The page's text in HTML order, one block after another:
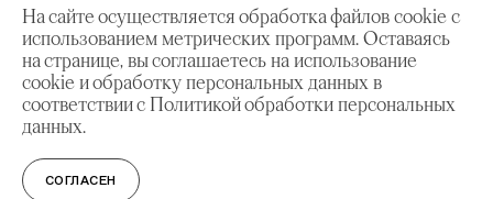
На сайте осуществляется обработка файлов cookie с
использованием метрических программ. Оставаясь
на странице, вы соглашаетесь на использование
cookie и обработку персональных данных в
соответствии с Политикой обработки персональных
данных.
СОГЛАСЕН